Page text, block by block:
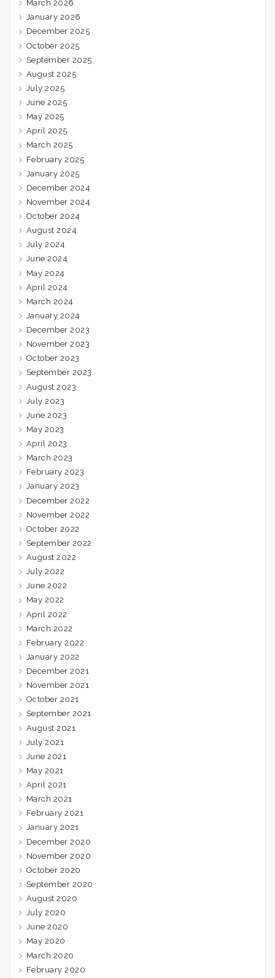
March 2026
January 2026
December 2025
October 2025
September 2025
August 2025
July 2025
June 2025
May 2025
April 2025
March 2025
February 2025
January 2025
December 2024
November 2024
October 2024
August 2024
July 2024
June 2024
May 2024
April 2024
March 2024
January 2024
December 2023
November 2023
October 2023
September 2023
August 2023
July 2023
June 2023
May 2023
April 2023
March 2023
February 2023
January 2023
December 2022
November 2022
October 2022
September 2022
August 2022
July 2022
June 2022
May 2022
April 2022
March 2022
February 2022
January 2022
December 2021
November 2021
October 2021
September 2021
August 2021
July 2021
June 2021
May 2021
April 2021
March 2021
February 2021
January 2021
December 2020
November 2020
October 2020
September 2020
August 2020
July 2020
June 2020
May 2020
March 2020
February 2020